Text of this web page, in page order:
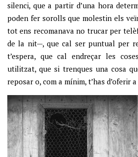
silenci, que a partir d’una hora
poden fer sorolls que molestin els
tot ens recomanava no trucar per
de la nit—, que cal ser puntual per
t’espera, que cal endreçar les
utilitzat, que si trenques una cosa
reposar o, com a mínim, t’has d’oferir